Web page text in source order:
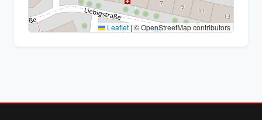
Leaflet | © OpenStreetMap contributors